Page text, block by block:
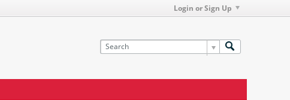
Login or Sign Up